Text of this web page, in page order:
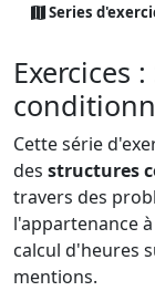
Series
Exercices
Cette série
des structures
travers des
l'appartenance
calcul d'heures
mentions.